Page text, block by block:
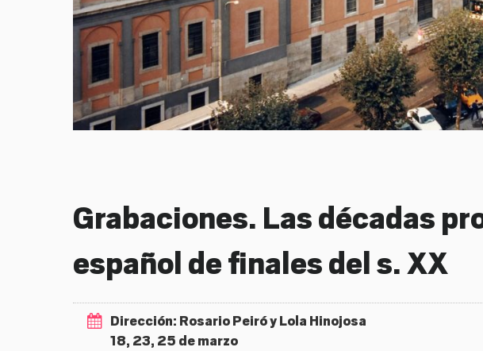
Grabaciones. Las décadas
español de finales del s. XX
Dirección: Rosario Peiró y Lola Hinojosa
18, 23, 25 de marzo